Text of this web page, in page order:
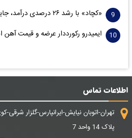
«کچاد» با رشد ۲۶ درصدی درآمد، جایگاه خود را تثبیت کرد
ایمیدرو رکورددار عرضه و قیمت
اطلاعات تماس
تهران-اتوبان نیایش-ایرانپارس-گلزار
پلاک 14 واحد 7